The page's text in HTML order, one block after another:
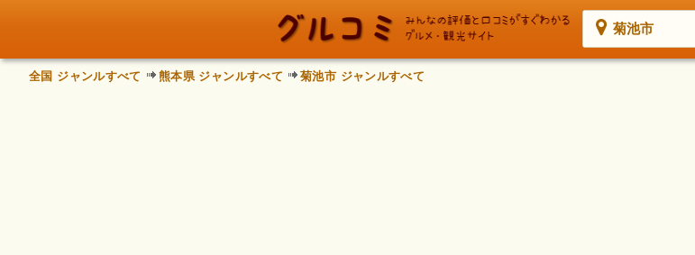
菊池市
全国 ジャンルすべて 熊本県 ジャンルすべて 菊池市 ジャンルすべて